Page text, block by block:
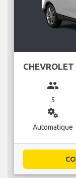
CHEVROLET
group
5
miscellaneous_services
Automatique